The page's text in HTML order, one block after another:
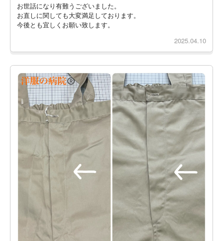
お世話になり有難うございました。
お直しに関しても大変満足しております。
今後とも宜しくお願い致します。
2025.04.10